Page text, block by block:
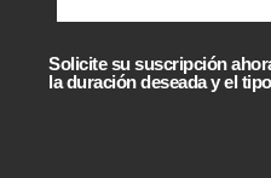
Solicite su suscripción
la duración deseada y el